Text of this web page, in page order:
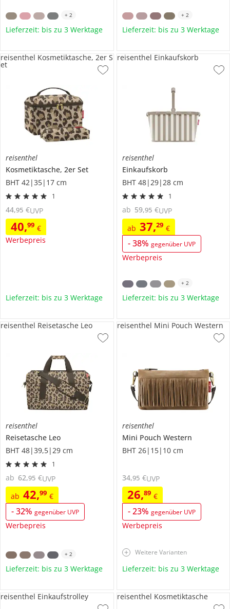
+ 2
Lieferzeit: bis zu 3 Werktage
+ 2
Lieferzeit: bis zu 3 Werktage
reisenthel
Kosmetiktasche, 2er Set
BHT 42|35|17 cm
1
40,99 €
Werbepreis
44,95 €UVP
reisenthel Kosmetiktasche, 2er S
et
Lieferzeit: bis zu 3 Werktage
reisenthel
Einkaufskorb
BHT 48|29|28 cm
1
ab 37,29 €
-38% gegenüber UVP
Werbepreis
ab 59,95 €UVP
reisenthel Einkaufskorb
+ 2
Lieferzeit: bis zu 3 Werktage
reisenthel
Reisetasche Leo
BHT 48|39,5|29 cm
1
ab 42,99 €
-32% gegenüber UVP
Werbepreis
ab 62,95 €UVP
reisenthel Reisetasche Leo
+ 2
Lieferzeit: bis zu 3 Werktage
reisenthel
Mini Pouch Western
BHT 26|15|10 cm
26,89 €
-23% gegenüber UVP
Werbepreis
34,95 €UVP
reisenthel Mini Pouch Western
Weitere Varianten
Lieferzeit: bis zu 3 Werktage
reisenthel Einkaufstrolley reisenthel Kosmetiktasche